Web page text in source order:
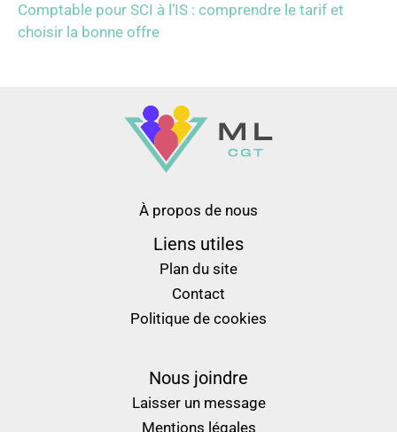
Comptable pour SCI à l’IS : comprendre le tarif et
choisir la bonne offre
À propos de nous
Liens utiles
Plan du site
Contact
Politique de cookies
Nous joindre
Laisser un message
Mentions légales